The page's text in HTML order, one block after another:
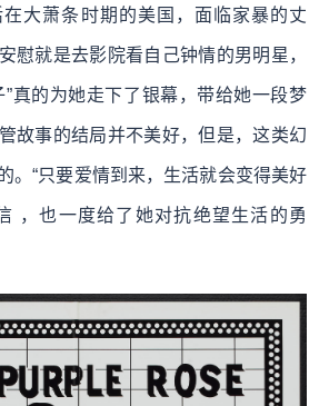
大萧条时期的美国，面临家暴的丈
慰就是去影院看自己钟情的男明星，
”真的为她走下了银幕，带给她一段梦
故事的结局并不美好，但是，这类幻
。“只要爱情到来，生活就会变得美好
，也一度给了她对抗绝望生活的勇